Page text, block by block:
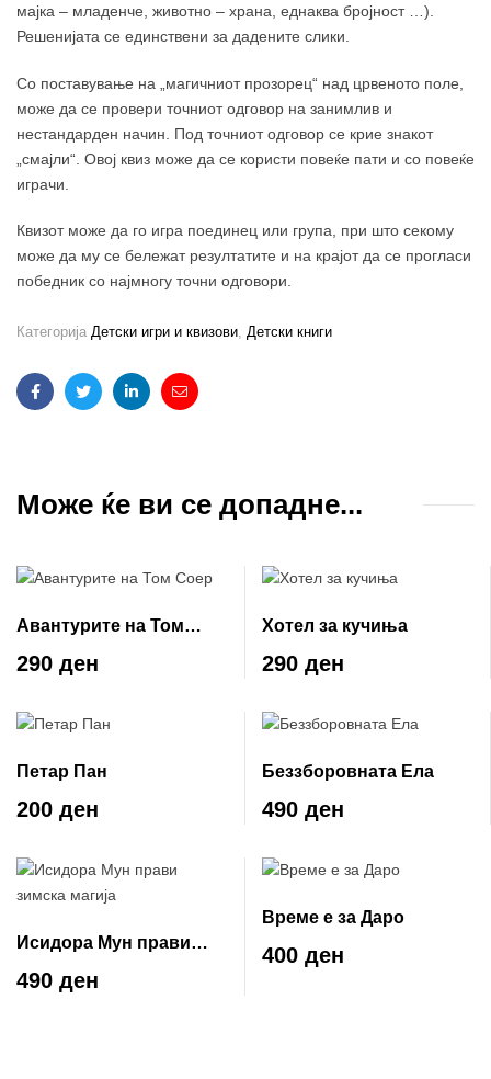
мајка – младенче, животно – храна, еднаква бројност …).
Решенијата се единствени за дадените слики.
Со поставување на „магичниот прозорец“ над црвеното поле,
може да се провери точниот одговор на занимлив и
нестандарден начин. Под точниот одговор се крие знакот
„смајли“. Овој квиз може да се користи повеќе пати и со повеќе
играчи.
Квизот може да го игра поединец или група, при што секому
може да му се бележат резултатите и на крајот да се прогласи
победник со најмногу точни одговори.
Категорија Детски игри и квизови, Детски книги
FacebookTwitterLinkedinEmail
Може ќе ви се допадне...
Авантурите на Том
Соер
290 ден
Хотел за кучиња
290 ден
Петар Пан
200 ден
Беззборовната Ела
490 ден
Исидора Мун прави
зимска магија
490 ден
Време е за Даро
400 ден